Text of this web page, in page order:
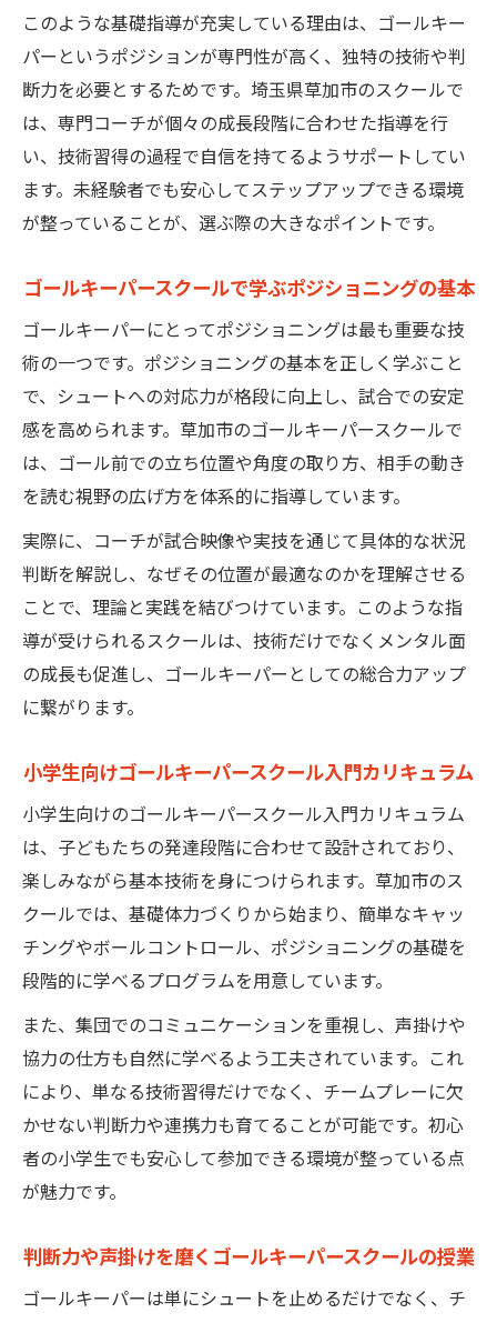
このような基礎指導が充実している理由は、ゴールキー
パーというポジションが専門性が高く、独特の技術や判
断力を必要とするためです。埼玉県草加市のスクールで
は、専門コーチが個々の成長段階に合わせた指導を行
い、技術習得の過程で自信を持てるようサポートしてい
ます。未経験者でも安心してステップアップできる環境
が整っていることが、選ぶ際の大きなポイントです。
ゴールキーパースクールで学ぶポジショニングの基本
ゴールキーパーにとってポジショニングは最も重要な技
術の一つです。ポジショニングの基本を正しく学ぶこと
で、シュートへの対応力が格段に向上し、試合での安定
感を高められます。草加市のゴールキーパースクールで
は、ゴール前での立ち位置や角度の取り方、相手の動き
を読む視野の広げ方を体系的に指導しています。
実際に、コーチが試合映像や実技を通じて具体的な状況
判断を解説し、なぜその位置が最適なのかを理解させる
ことで、理論と実践を結びつけています。このような指
導が受けられるスクールは、技術だけでなくメンタル面
の成長も促進し、ゴールキーパーとしての総合力アップ
に繋がります。
小学生向けゴールキーパースクール入門カリキュラム
小学生向けのゴールキーパースクール入門カリキュラム
は、子どもたちの発達段階に合わせて設計されており、
楽しみながら基本技術を身につけられます。草加市のス
クールでは、基礎体力づくりから始まり、簡単なキャッ
チングやボールコントロール、ポジショニングの基礎を
段階的に学べるプログラムを用意しています。
また、集団でのコミュニケーションを重視し、声掛けや
協力の仕方も自然に学べるよう工夫されています。これ
により、単なる技術習得だけでなく、チームプレーに欠
かせない判断力や連携力も育てることが可能です。初心
者の小学生でも安心して参加できる環境が整っている点
が魅力です。
判断力や声掛けを磨くゴールキーパースクールの授業
ゴールキーパーは単にシュートを止めるだけでなく、チ